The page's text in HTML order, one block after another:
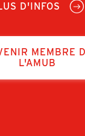
D'INFOS
MEMBRE
L'AMUB